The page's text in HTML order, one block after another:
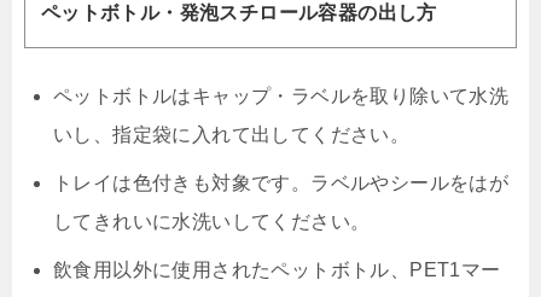
ペットボトル・発泡スチロール容器の出し方
ペットボトルはキャップ・ラベルを取り除いて水洗
いし、指定袋に入れて出してください。
トレイは色付きも対象です。ラベルやシールをはが
してきれいに水洗いしてください。
飲食用以外に使用されたペットボトル、PET1マー